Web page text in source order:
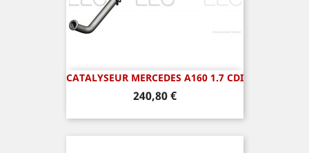
CATALYSEUR MERCEDES A160 1.7 CDI
Prix
240,80 €